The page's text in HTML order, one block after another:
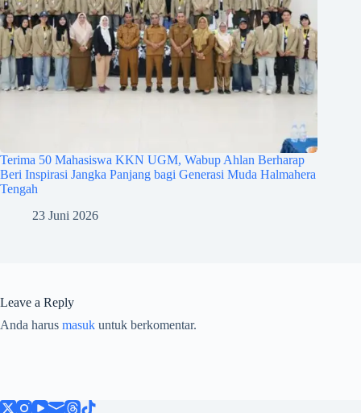
Terima 50 Mahasiswa KKN UGM, Wabup Ahlan Berharap
Beri Inspirasi Jangka Panjang bagi Generasi Muda Halmahera
Tengah
23 Juni 2026
Leave a Reply
Anda harus masuk untuk berkomentar.